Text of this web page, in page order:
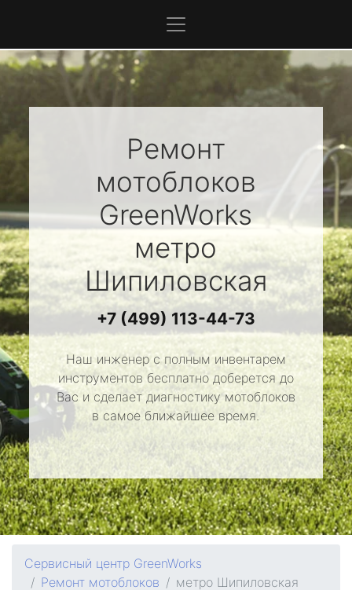
Ремонт
мотоблоков
GreenWorks
метро
Шипиловская
+7 (499) 113-44-73
Наш инженер с полным инвентарем
инструментов бесплатно доберется до
Вас и сделает диагностику мотоблоков
в самое ближайшее время.
Сервисный центр GreenWorks
Ремонт мотоблоков
метро Шипиловская